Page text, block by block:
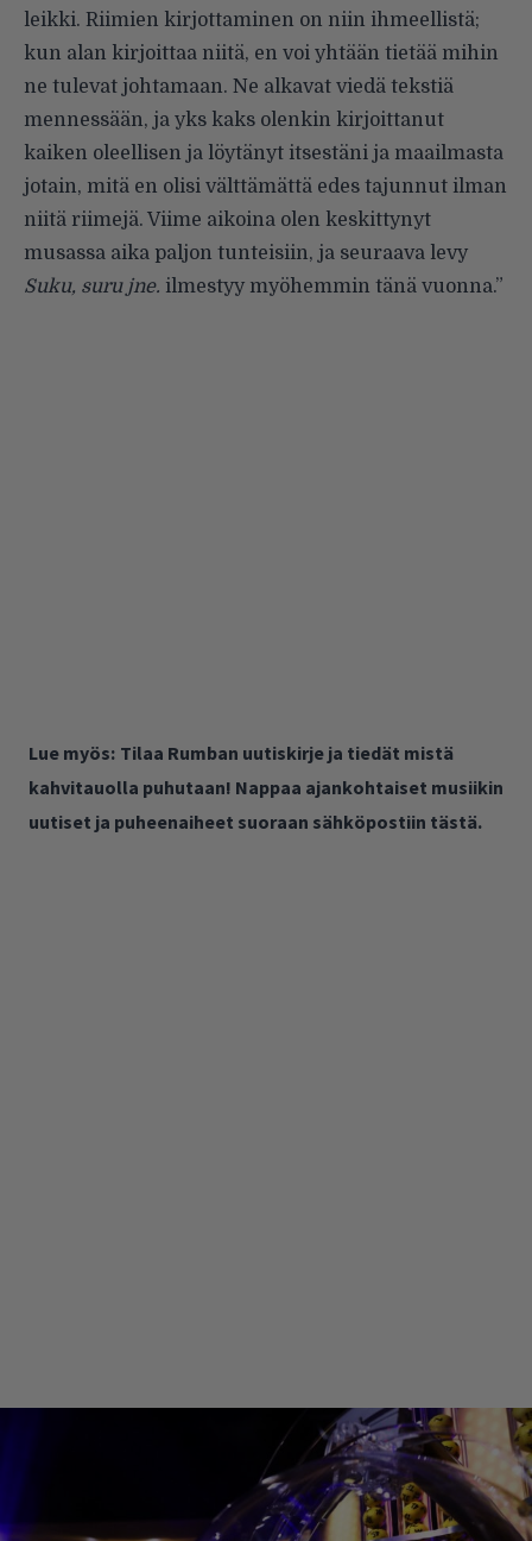
leikki. Riimien kirjottaminen on niin ihmeellistä;
kun alan kirjoittaa niitä, en voi yhtään tietää mihin
ne tulevat johtamaan. Ne alkavat viedä tekstiä
mennessään, ja yks kaks olenkin kirjoittanut
kaiken oleellisen ja löytänyt itsestäni ja maailmasta
jotain, mitä en olisi välttämättä edes tajunnut ilman
niitä riimejä. Viime aikoina olen keskittynyt
musassa aika paljon tunteisiin, ja seuraava levy
Suku, suru jne. ilmestyy myöhemmin tänä vuonna.”
Lue myös: Tilaa Rumban uutiskirje ja tiedät mistä
kahvitauolla puhutaan! Nappaa ajankohtaiset musiikin
uutiset ja puheenaiheet suoraan sähköpostiin tästä.